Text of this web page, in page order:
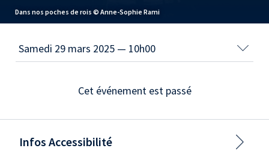
Dans nos poches de rois © Anne-Sophie Rami
Cet événement est passé
Infos Accessibilité